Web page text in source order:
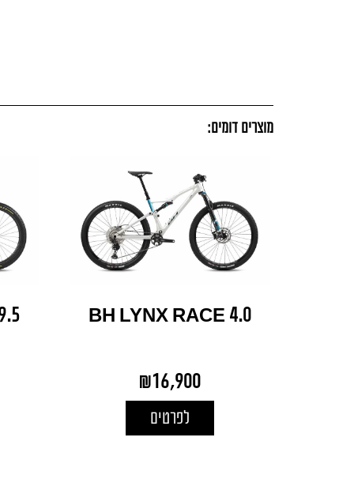
מוצרים דומים:
BH LYNX RACE 4.0
₪16,900
לפרטים